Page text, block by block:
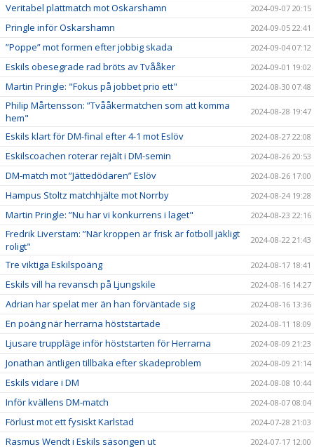
Veritabel plattmatch mot Oskarshamn 2024-09-07 20:15
Pringle inför Oskarshamn 2024-09-05 22:41
”Poppe” mot formen efter jobbig skada 2024-09-04 07:12
Eskils obesegrade rad bröts av Tvååker 2024-09-01 19:02
Martin Pringle: "Fokus på jobbet prio ett" 2024-08-30 07:48
Philip Mårtensson: ”Tvååkermatchen som att komma
hem"
2024-08-28 19:47
Eskils klart för DM-final efter 4-1 mot Eslöv 2024-08-27 22:08
Eskilscoachen roterar rejält i DM-semin 2024-08-26 20:53
DM-match mot ”Jättedödaren” Eslöv 2024-08-26 17:00
Hampus Stoltz matchhjälte mot Norrby 2024-08-24 19:28
Martin Pringle: ”Nu har vi konkurrens i laget" 2024-08-23 22:16
Fredrik Liverstam: ”När kroppen är frisk är fotboll jäkligt
roligt"
2024-08-22 21:43
Tre viktiga Eskilspoäng 2024-08-17 18:41
Eskils vill ha revansch på Ljungskile 2024-08-16 14:27
Adrian har spelat mer än han förväntade sig 2024-08-16 13:36
En poäng när herrarna höststartade 2024-08-11 18:09
Ljusare truppläge inför höststarten för Herrarna 2024-08-09 21:23
Jonathan äntligen tillbaka efter skadeproblem 2024-08-09 21:14
Eskils vidare i DM 2024-08-08 10:44
Inför kvällens DM-match 2024-08-07 08:04
Förlust mot ett fysiskt Karlstad 2024-07-28 21:03
Rasmus Wendt i Eskils säsongen ut 2024-07-17 12:00